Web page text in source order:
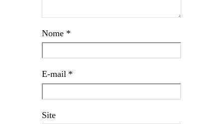
Nome *
E-mail *
Site